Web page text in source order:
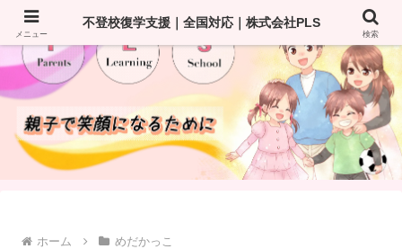
ホーム めだかっこ
メニュー
不登校復学支援｜全国対応｜株式会社PLS
検索